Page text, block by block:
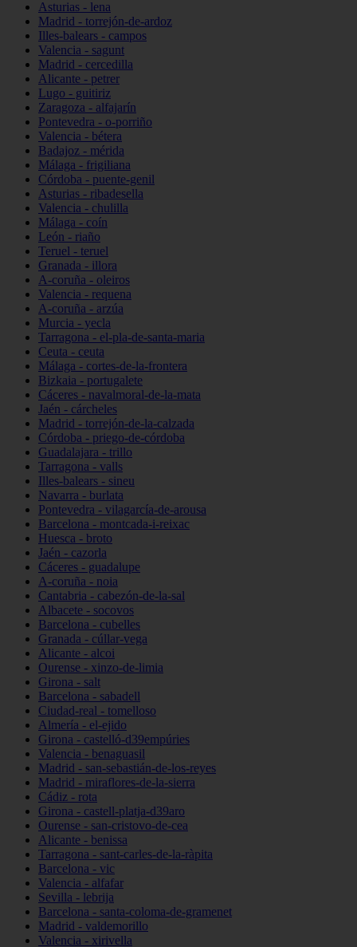
Asturias - lena
Madrid - torrejón-de-ardoz
Illes-balears - campos
Valencia - sagunt
Madrid - cercedilla
Alicante - petrer
Lugo - guitiriz
Zaragoza - alfajarín
Pontevedra - o-porriño
Valencia - bétera
Badajoz - mérida
Málaga - frigiliana
Córdoba - puente-genil
Asturias - ribadesella
Valencia - chulilla
Málaga - coín
León - riaño
Teruel - teruel
Granada - illora
A-coruña - oleiros
Valencia - requena
A-coruña - arzúa
Murcia - yecla
Tarragona - el-pla-de-santa-maria
Ceuta - ceuta
Málaga - cortes-de-la-frontera
Bizkaia - portugalete
Cáceres - navalmoral-de-la-mata
Jaén - cárcheles
Madrid - torrejón-de-la-calzada
Córdoba - priego-de-córdoba
Guadalajara - trillo
Tarragona - valls
Illes-balears - sineu
Navarra - burlata
Pontevedra - vilagarcía-de-arousa
Barcelona - montcada-i-reixac
Huesca - broto
Jaén - cazorla
Cáceres - guadalupe
A-coruña - noia
Cantabria - cabezón-de-la-sal
Albacete - socovos
Barcelona - cubelles
Granada - cúllar-vega
Alicante - alcoi
Ourense - xinzo-de-limia
Girona - salt
Barcelona - sabadell
Ciudad-real - tomelloso
Almería - el-ejido
Girona - castelló-d39empúries
Valencia - benaguasil
Madrid - san-sebastián-de-los-reyes
Madrid - miraflores-de-la-sierra
Cádiz - rota
Girona - castell-platja-d39aro
Ourense - san-cristovo-de-cea
Alicante - benissa
Tarragona - sant-carles-de-la-ràpita
Barcelona - vic
Valencia - alfafar
Sevilla - lebrija
Barcelona - santa-coloma-de-gramenet
Madrid - valdemorillo
Valencia - xirivella